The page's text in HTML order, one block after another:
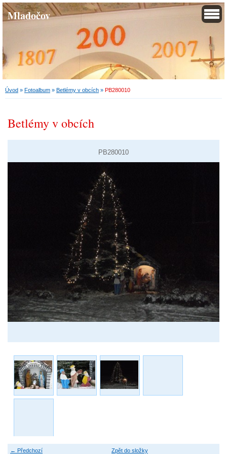
Mladočov
Úvod » Fotoalbum » Betlémy v obcích » PB280010
Betlémy v obcích
PB280010
← Předchozí Zpět do složky